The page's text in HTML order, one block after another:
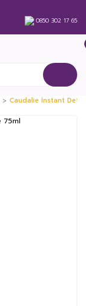
0850 302 17 65
Caudalie İnstant